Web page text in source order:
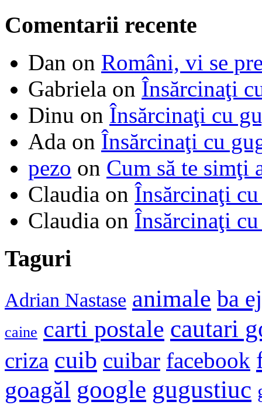
Comentarii recente
Dan on Români, vi se
Gabriela on Însărcinaţi
Dinu on Însărcinaţi cu
Ada on Însărcinaţi cu
pezo on Cum să te simţi
Claudia on Însărcinaţi
Claudia on Însărcinaţi
Taguri
Adrian Nastase animale ba
caine carti postale cautari
criza cuib cuibar facebook
goagăl google gugustiuc